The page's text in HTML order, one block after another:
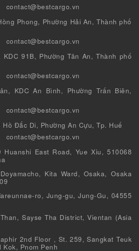
contact@bestcargo.vn
Phong, Phường Hải An, Thành phố
contact@bestcargo.vn
91B, Phường Tân An, Thành phố
contact@bestcargo.vn
KDC An Bình, Phường Trấn Biên,
contact@bestcargo.vn
Hồ Đắc Di, Phường An Cựu, Tp. Huế
contact@bestcargo.vn
Huanshi East Road, Yue Xiu, 510068
Kita Ward, Osaka, Osaka
ro, Jung-gu, Jung-Gu, 04555
Sayse Tha District, Vientan (Asia
2nd Floor , St. 259, Sangkat Teuk
Kok, Pnom Penh